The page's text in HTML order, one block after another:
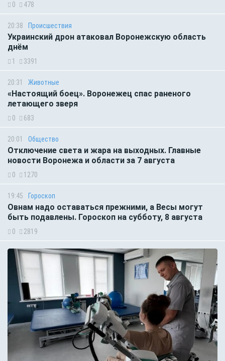
0 478
20:38 Происшествия
Украинский дрон атаковал Воронежскую область
днём
1 3391
20:31 Животные
«Настоящий боец». Воронежец спас раненого
летающего зверя
0 683
20:01 Общество
Отключение света и жара на выходных. Главные
новости Воронежа и области за 7 августа
0 1270
19:45 Гороскоп
Овнам надо оставаться прежними, а Весы могут
быть подавлены. Гороскоп на субботу, 8 августа
0 2819